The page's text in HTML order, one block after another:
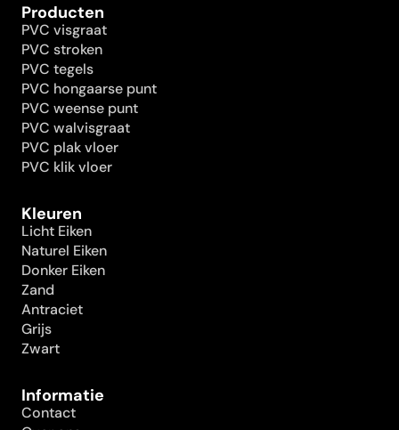
Producten
PVC visgraat
PVC stroken
PVC tegels
PVC hongaarse punt
PVC weense punt
PVC walvisgraat
PVC plak vloer
PVC klik vloer
Kleuren
Licht Eiken
Naturel Eiken
Donker Eiken
Zand
Antraciet
Grijs
Zwart
Informatie
Contact